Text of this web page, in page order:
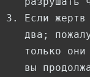
Если
два;
только
вы